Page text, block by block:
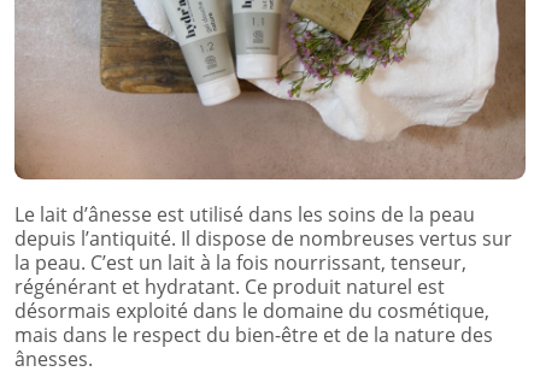
Le lait d’ânesse est utilisé dans les soins de la peau
depuis l’antiquité. Il dispose de nombreuses vertus sur
la peau. C’est un lait à la fois nourrissant, tenseur,
régénérant et hydratant. Ce produit naturel est
désormais exploité dans le domaine du cosmétique,
mais dans le respect du bien-être et de la nature des
ânesses.